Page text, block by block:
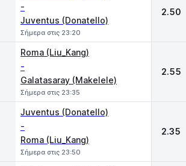
-
Juventus (Donatello)
Σήμερα στις 23:20
2.50
Roma (Liu_Kang)
-
Galatasaray (Makelele)
Σήμερα στις 23:35
2.55
Juventus (Donatello)
-
Roma (Liu_Kang)
Σήμερα στις 23:50
2.35